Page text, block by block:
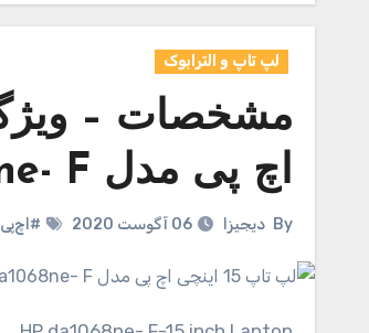
لپ تاپ و الترابوک
اچ پی مدل da1068ne- F
By دیجیزا 06 آگوست 2020 #اچ‌پی